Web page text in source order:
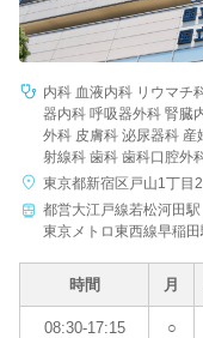
内科 血液内科 リウマチ
器内科 呼吸器外科 腎臓
外科 皮膚科 泌尿器科
射線科 歯科 歯科口腔外
東京都新宿区戸山1丁目
都営大江戸線若松河田
東京メトロ東西線早稲
時間 月
08:30-17:15 ○